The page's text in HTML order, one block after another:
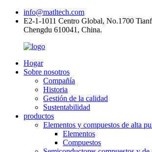
info@matltech.com
E2-1-1011 Centro Global, No.1700
Chengdu 610041, China.
Hogar
Sobre nosotros
Compañía
Historia
Gestión de la calidad
Sustentabilidad
productos
Elementos y compuestos de alta
Elementos
Compuestos